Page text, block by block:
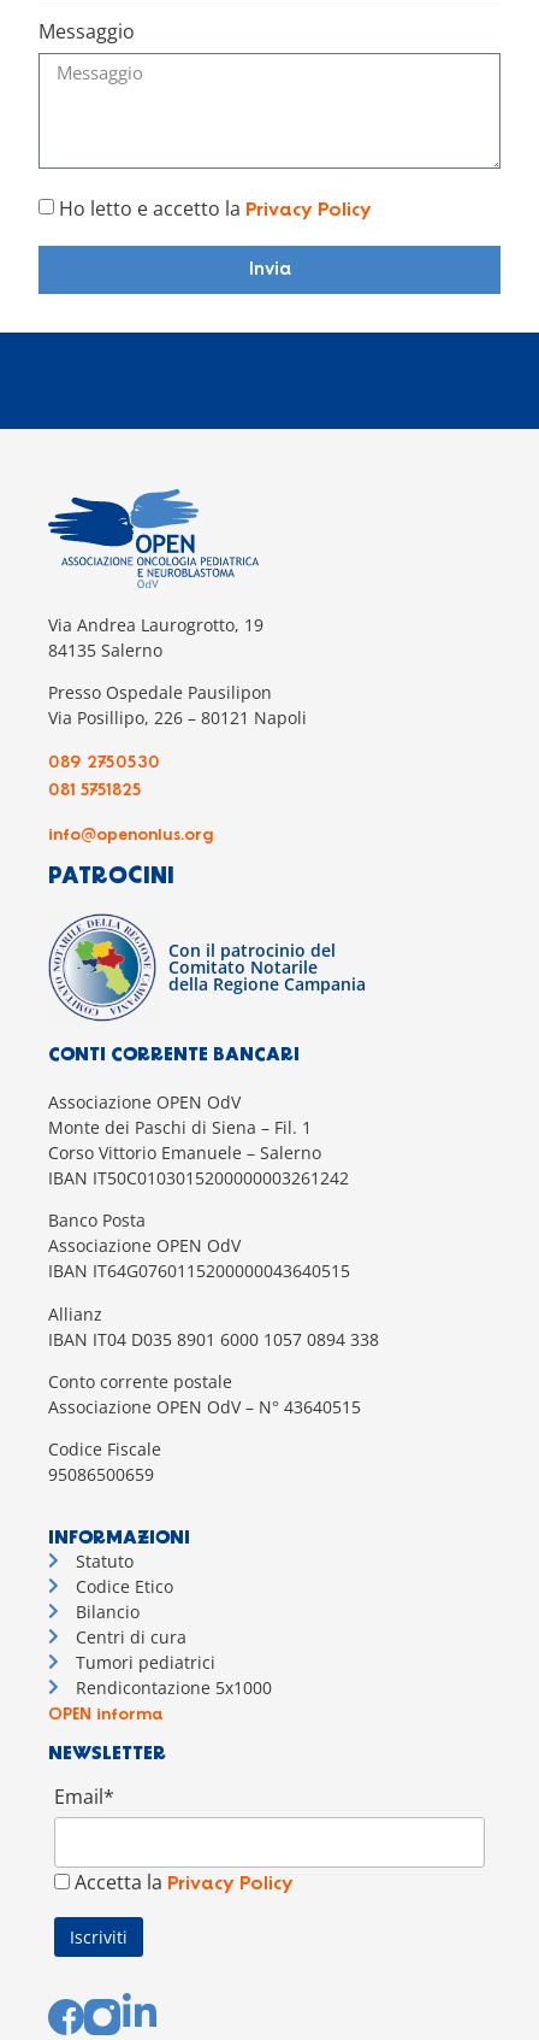
Messaggio
Ho letto e accetto la Privacy Policy
Invia
Via Andrea Laurogrotto, 19
84135 Salerno
Presso Ospedale Pausilipon
Via Posillipo, 226 – 80121 Napoli
089 2750530
081 5751825
info@openonlus.org
PATROCINI
Con il patrocinio del
Comitato Notarile
della Regione Campania
CONTI CORRENTE BANCARI
Associazione OPEN OdV
Monte dei Paschi di Siena – Fil. 1
Corso Vittorio Emanuele – Salerno
IBAN IT50C0103015200000003261242
Banco Posta
Associazione OPEN OdV
IBAN IT64G0760115200000043640515
Allianz
IBAN IT04 D035 8901 6000 1057 0894 338
Conto corrente postale
Associazione OPEN OdV – N° 43640515
Codice Fiscale
95086500659
INFORMAZIONI
Statuto
Codice Etico
Bilancio
Centri di cura
Tumori pediatrici
Rendicontazione 5x1000
OPEN informa
NEWSLETTER
Email*
Accetta la Privacy Policy